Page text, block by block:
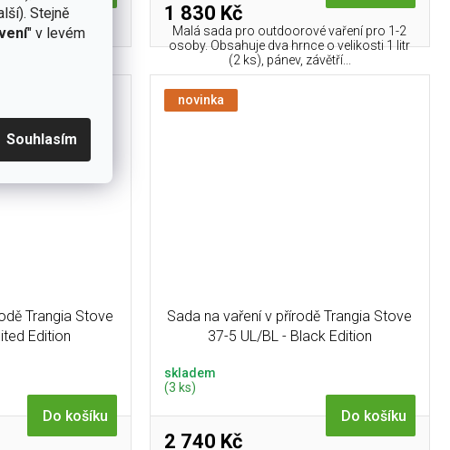
Stejně
" v levém
Souhlasím
vaření pro 1-2
o velikosti 1 litr
1 830 Kč
Malá sada pro outdoorové vaření pro 1-2
osoby. Obsahuje dva hrnce o velikosti 1 litr
(2 ks), pánev, závětří...
Trangia Stove
Edition
Do košíku
novinka
Sada na vaření v přírodě Trangia Stove
37-5 UL/BL - Black Edition
skladem
(3 ks)
2 740 Kč
Do košíku